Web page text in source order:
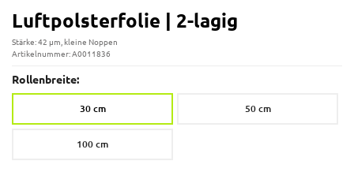
Luftpolsterfolie | 2-lagig
Stärke: 42 µm, kleine Noppen
Artikelnummer: A0011836
Rollenbreite:
30 cm 50 cm
100 cm